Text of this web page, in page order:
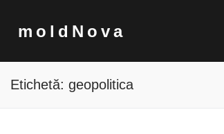
moldNova
Etichetă: geopolitica